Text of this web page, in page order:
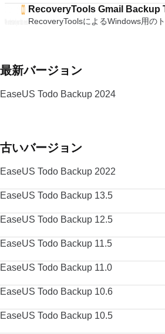
RecoveryTools Gmail Backup
RecoveryToolsによるWindows用の
最新バージョン
EaseUS Todo Backup 2024
古いバージョン
EaseUS Todo Backup 2022
EaseUS Todo Backup 13.5
EaseUS Todo Backup 12.5
EaseUS Todo Backup 11.5
EaseUS Todo Backup 11.0
EaseUS Todo Backup 10.6
EaseUS Todo Backup 10.5